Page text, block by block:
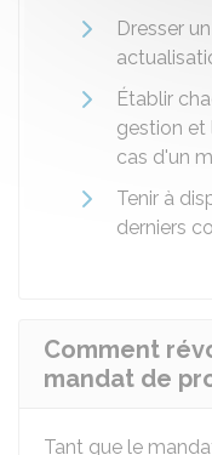
Dresser
Établir
gestion et
cas d'un
Tenir à
derniers
Comment
mandat de
Tant que le